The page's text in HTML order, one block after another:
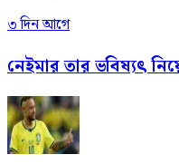
৩ দিন আগে
নেইমার তার ভবিষ্যৎ